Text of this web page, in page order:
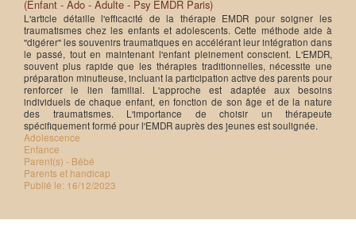
(Enfant - Ado - Adulte - Psy EMDR Paris)
L'article détaille l'efficacité de la thérapie EMDR pour soigner les
traumatismes chez les enfants et adolescents. Cette méthode aide à
"digérer" les souvenirs traumatiques en accélérant leur intégration dans
le passé, tout en maintenant l'enfant pleinement conscient. L'EMDR,
souvent plus rapide que les thérapies traditionnelles, nécessite une
préparation minutieuse, incluant la participation active des parents pour
renforcer le lien familial. L'approche est adaptée aux besoins
individuels de chaque enfant, en fonction de son âge et de la nature
des traumatismes. L'importance de choisir un thérapeute
spécifiquement formé pour l'EMDR auprès des jeunes est soulignée.
Adolescence
Enfance
Parent(s) - Bébé
Parents et handicap
Publié le: 16/12/2023